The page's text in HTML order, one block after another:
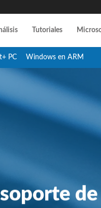
Tutoriales
PC Windows en ARM
de